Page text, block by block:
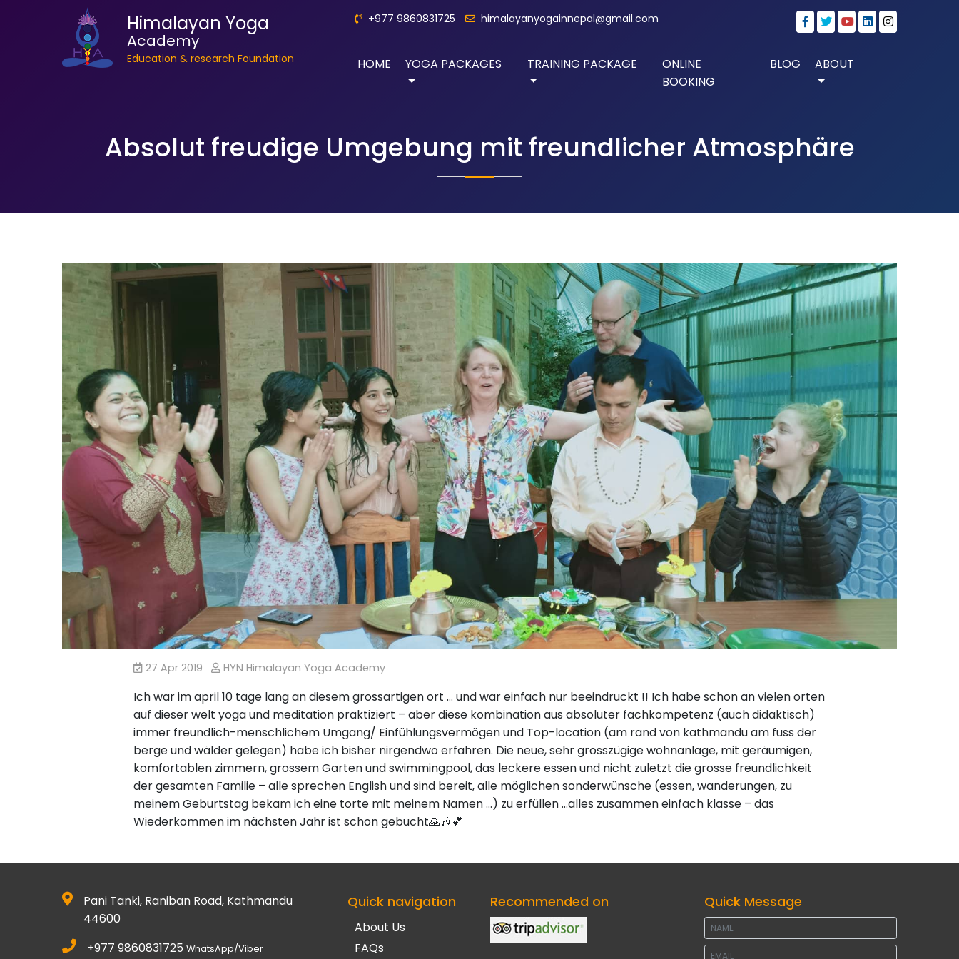
Himalayan Yoga
Academy
Education & research Foundation
+977 9860831725 himalayanyogainnepal@gmail.com
HOME YOGA PACKAGES TRAINING PACKAGE
ONLINE
BOOKING
BLOG ABOUT
Absolut freudige Umgebung mit freundlicher Atmosphäre
27 Apr 2019 HYN Himalayan Yoga Academy
Ich war im april 10 tage lang an diesem grossartigen ort … und war einfach nur beeindruckt !! Ich habe schon an vielen orten
auf dieser welt yoga und meditation praktiziert – aber diese kombination aus absoluter fachkompetenz (auch didaktisch)
immer freundlich-menschlichem Umgang/ Einfühlungsvermögen und Top-location (am rand von kathmandu am fuss der
berge und wälder gelegen) habe ich bisher nirgendwo erfahren. Die neue, sehr grosszügige wohnanlage, mit geräumigen,
komfortablen zimmern, grossem Garten und swimmingpool, das leckere essen und nicht zuletzt die grosse freundlichkeit
der gesamten Familie – alle sprechen English und sind bereit, alle möglichen sonderwünsche (essen, wanderungen, zu
meinem Geburtstag bekam ich eine torte mit meinem Namen …) zu erfüllen …alles zusammen einfach klasse – das
Wiederkommen im nächsten Jahr ist schon gebucht🙏🎶💕
Pani Tanki, Raniban Road, Kathmandu
44600
+977 9860831725 WhatsApp/Viber
Quick navigation
About Us
FAQs
Recommended on Quick Message